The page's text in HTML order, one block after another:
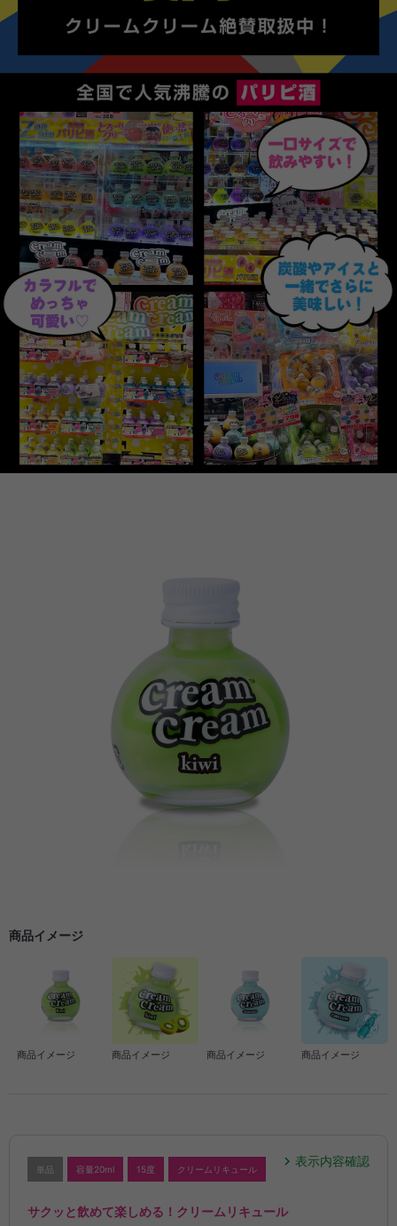
商品イメージ
商品イメージ 商品イメージ 商品イメージ 商品イメージ
表示内容確認
単品 容量20ml 15度 クリームリキュール
サクッと飲めて楽しめる！クリームリキュール